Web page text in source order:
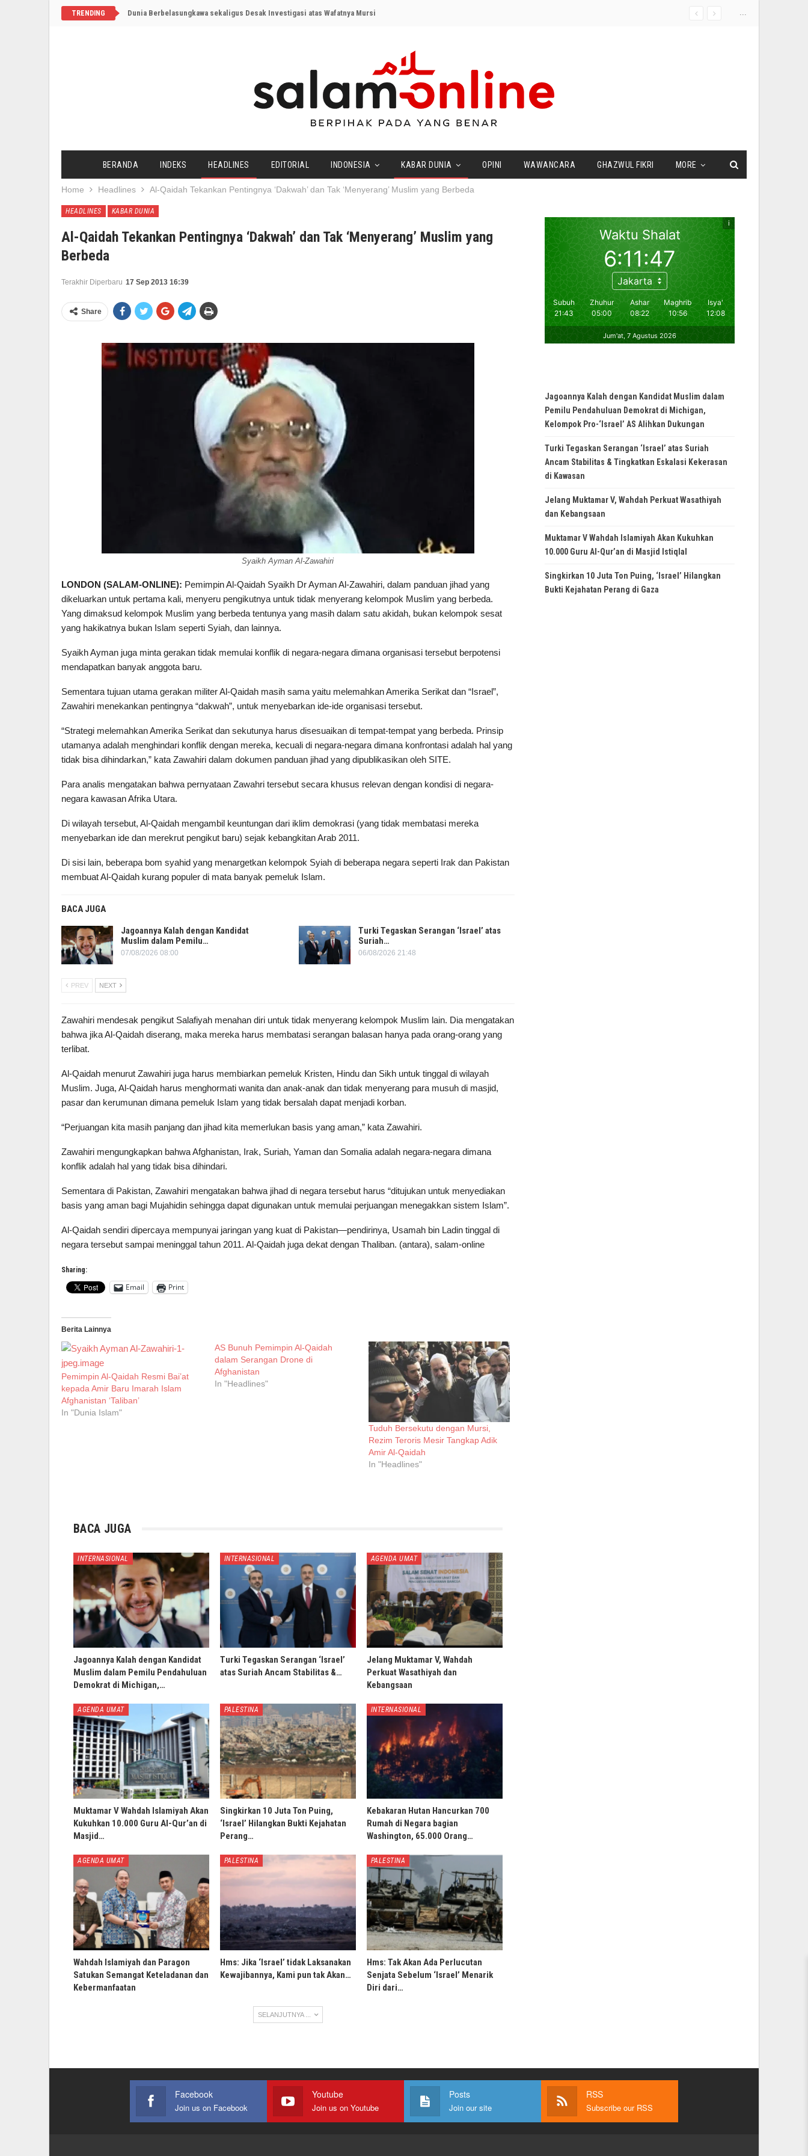
...
TRENDING Dunia Berbelasungkawa sekaligus Desak Investigasi atas Wafatnya Mursi
BERANDA INDEKS HEADLINES EDITORIAL INDONESIA KABAR DUNIA OPINI WAWANCARA GHAZWUL FIKRI MORE
Home Headlines Al-Qaidah Tekankan Pentingnya ‘Dakwah’ dan Tak ‘Menyerang’ Muslim yang Berbeda
HEADLINES KABAR DUNIA
Al-Qaidah Tekankan Pentingnya ‘Dakwah’ dan Tak ‘Menyerang’ Muslim yang
Berbeda
Terakhir Diperbaru 17 Sep 2013 16:39
Share
Syaikh Ayman Al-Zawahiri
LONDON (SALAM-ONLINE): Pemimpin Al-Qaidah Syaikh Dr Ayman Al-Zawahiri, dalam panduan jihad yang
dikeluarkan untuk pertama kali, menyeru pengikutnya untuk tidak menyerang kelompok Muslim yang berbeda.
Yang dimaksud kelompok Muslim yang berbeda tentunya yang masih dalam satu akidah, bukan kelompok sesat
yang hakikatnya bukan Islam seperti Syiah, dan lainnya.
Syaikh Ayman juga minta gerakan tidak memulai konflik di negara-negara dimana organisasi tersebut berpotensi
mendapatkan banyak anggota baru.
Sementara tujuan utama gerakan militer Al-Qaidah masih sama yaitu melemahkan Amerika Serikat dan “Israel”,
Zawahiri menekankan pentingnya “dakwah”, untuk menyebarkan ide-ide organisasi tersebut.
“Strategi melemahkan Amerika Serikat dan sekutunya harus disesuaikan di tempat-tempat yang berbeda. Prinsip
utamanya adalah menghindari konflik dengan mereka, kecuali di negara-negara dimana konfrontasi adalah hal yang
tidak bisa dihindarkan,” kata Zawahiri dalam dokumen panduan jihad yang dipublikasikan oleh SITE.
Para analis mengatakan bahwa pernyataan Zawahri tersebut secara khusus relevan dengan kondisi di negara-
negara kawasan Afrika Utara.
Di wilayah tersebut, Al-Qaidah mengambil keuntungan dari iklim demokrasi (yang tidak membatasi mereka
menyebarkan ide dan merekrut pengikut baru) sejak kebangkitan Arab 2011.
Di sisi lain, beberapa bom syahid yang menargetkan kelompok Syiah di beberapa negara seperti Irak dan Pakistan
membuat Al-Qaidah kurang populer di mata banyak pemeluk Islam.
BACA JUGA
Jagoannya Kalah dengan Kandidat
Muslim dalam Pemilu…
07/08/2026 08:00
Turki Tegaskan Serangan ‘Israel’ atas
Suriah…
06/08/2026 21:48
PREV NEXT
Zawahiri mendesak pengikut Salafiyah menahan diri untuk tidak menyerang kelompok Muslim lain. Dia mengatakan
bahwa jika Al-Qaidah diserang, maka mereka harus membatasi serangan balasan hanya pada orang-orang yang
terlibat.
Al-Qaidah menurut Zawahiri juga harus membiarkan pemeluk Kristen, Hindu dan Sikh untuk tinggal di wilayah
Muslim. Juga, Al-Qaidah harus menghormati wanita dan anak-anak dan tidak menyerang para musuh di masjid,
pasar dan kerumunan dimana pemeluk Islam yang tidak bersalah dapat menjadi korban.
“Perjuangan kita masih panjang dan jihad kita memerlukan basis yang aman,” kata Zawahiri.
Zawahiri mengungkapkan bahwa Afghanistan, Irak, Suriah, Yaman dan Somalia adalah negara-negara dimana
konflik adalah hal yang tidak bisa dihindari.
Sementara di Pakistan, Zawahiri mengatakan bahwa jihad di negara tersebut harus “ditujukan untuk menyediakan
basis yang aman bagi Mujahidin sehingga dapat digunakan untuk memulai perjuangan menegakkan sistem Islam”.
Al-Qaidah sendiri dipercaya mempunyai jaringan yang kuat di Pakistan—pendirinya, Usamah bin Ladin tinggal di
negara tersebut sampai meninggal tahun 2011. Al-Qaidah juga dekat dengan Thaliban. (antara), salam-online
Sharing:
Email Print
Berita Lainnya
Pemimpin Al-Qaidah Resmi Bai’at
kepada Amir Baru Imarah Islam
Afghanistan ‘Taliban’
In "Dunia Islam"
AS Bunuh Pemimpin Al-Qaidah
dalam Serangan Drone di
Afghanistan
In "Headlines"
Tuduh Bersekutu dengan Mursi,
Rezim Teroris Mesir Tangkap Adik
Amir Al-Qaidah
In "Headlines"
BACA JUGA
INTERNASIONAL
Jagoannya Kalah dengan Kandidat
Muslim dalam Pemilu Pendahuluan
Demokrat di Michigan,…
INTERNASIONAL
Turki Tegaskan Serangan ‘Israel’
atas Suriah Ancam Stabilitas &…
AGENDA UMAT
Jelang Muktamar V, Wahdah
Perkuat Wasathiyah dan
Kebangsaan
AGENDA UMAT
Muktamar V Wahdah Islamiyah Akan
Kukuhkan 10.000 Guru Al-Qur’an di
Masjid…
PALESTINA
Singkirkan 10 Juta Ton Puing,
‘Israel’ Hilangkan Bukti Kejahatan
Perang…
INTERNASIONAL
Kebakaran Hutan Hancurkan 700
Rumah di Negara bagian
Washington, 65.000 Orang…
AGENDA UMAT
Wahdah Islamiyah dan Paragon
Satukan Semangat Keteladanan dan
Kebermanfaatan
PALESTINA
Hms: Jika ‘Israel’ tidak Laksanakan
Kewajibannya, Kami pun tak Akan…
PALESTINA
Hms: Tak Akan Ada Perlucutan
Senjata Sebelum ‘Israel’ Menarik
Diri dari…
SELANJUTNYA ...
Jagoannya Kalah dengan Kandidat Muslim dalam
Pemilu Pendahuluan Demokrat di Michigan,
Kelompok Pro-‘Israel’ AS Alihkan Dukungan
Turki Tegaskan Serangan ‘Israel’ atas Suriah
Ancam Stabilitas & Tingkatkan Eskalasi Kekerasan
di Kawasan
Jelang Muktamar V, Wahdah Perkuat Wasathiyah
dan Kebangsaan
Muktamar V Wahdah Islamiyah Akan Kukuhkan
10.000 Guru Al-Qur’an di Masjid Istiqlal
Singkirkan 10 Juta Ton Puing, ‘Israel’ Hilangkan
Bukti Kejahatan Perang di Gaza
Facebook
Join us on Facebook
Youtube
Join us on Youtube
Posts
Join our site
RSS
Subscribe our RSS